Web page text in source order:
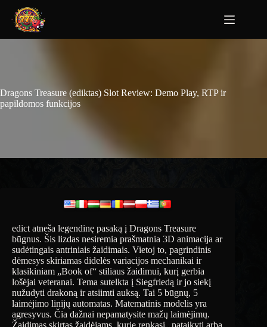
Dragons Treasure (ediktas) Slot Review: Demo Play, RTP ir
papildomos funkcijos
edict atneša legendinę pasaką į Dragons Treasure
būgnus. Šis lizdas nesiremia prašmatnia 3D animacija ar
sudėtingais antriniais žaidimais. Vietoj to, pagrindinis
dėmesys skiriamas didelės variacijos mechanikai ir
klasikiniam „Book of“ stiliaus žaidimui, kurį gerbia
lošėjai veteranai. Tema sutelkta į Siegfriedą ir jo siekį
nužudyti drakoną ir atsiimti auksą. Tai 5 būgnų, 5
laimėjimo linijų automatas. Matematinis modelis yra
agresyvus. Čia dažnai nepamatysite mažų laimėjimų.
Žaidimas skirtas žaidėjams, kurie renkasi „pataikyti arba